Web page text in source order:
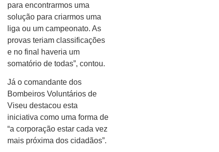
para encontrarmos uma
solução para criarmos uma
liga ou um campeonato. As
provas teriam classificações
e no final haveria um
somatório de todas”, contou.
Já o comandante dos
Bombeiros Voluntários de
Viseu destacou esta
iniciativa como uma forma de
“a corporação estar cada vez
mais próxima dos cidadãos”.